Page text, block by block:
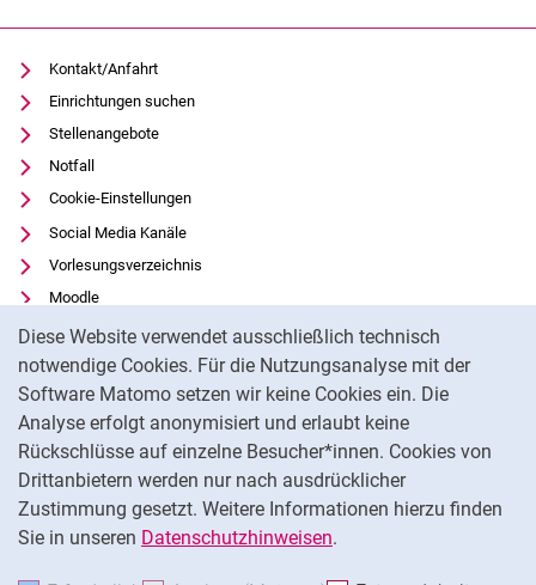
Diese Website verwendet ausschließlich technisch
notwendige Cookies. Für die Nutzungsanalyse mit der
Software Matomo setzen wir keine Cookies ein. Die
Analyse erfolgt anonymisiert und erlaubt keine
Rückschlüsse auf einzelne Besucher*innen. Cookies von
Drittanbietern werden nur nach ausdrücklicher
Zustimmung gesetzt. Weitere Informationen hierzu finden
Sie in unseren Datenschutzhinweisen.
Kontakt/Anfahrt
Einrichtungen suchen
Stellenangebote
Notfall
Cookie-Einstellungen
Social Media Kanäle
Vorlesungsverzeichnis
Moodle
Panopto
Universitätsbibliothek
Datenschutz
Barrierefreiheit
Transparenter KI-Einsatz